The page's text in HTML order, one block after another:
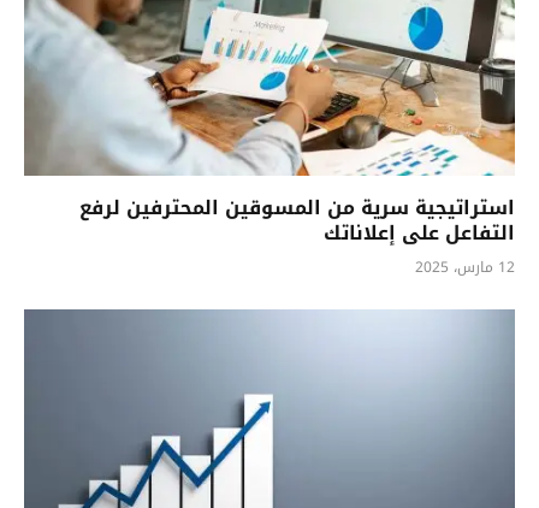
استراتيجية سرية من المسوقين المحترفين لرفع
التفاعل على إعلاناتك
12 مارس، 2025